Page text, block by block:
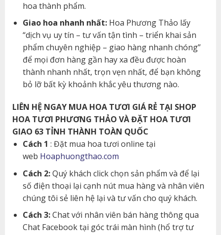
hoa thành phẩm.
Giao hoa nhanh nhất:Hoa Phương Thảo lấy
“dịch vụ uy tín – tư vấn tận tình – triển khai sản
phẩm chuyên nghiệp – giao hàng nhanh chóng”
để mọi đơn hàng gần hay xa đều được hoàn
thành nhanh nhất, trọn vẹn nhất, để bạn không
bỏ lỡ bất kỳ khoảnh khắc yêu thương nào.
LIÊN HỆ NGAY MUA HOA TƯƠI GIÁ RẺ TẠI SHOP
HOA TƯƠI PHƯƠNG THẢO VÀ ĐẶT HOA TƯƠI
GIAO 63 TỈNH THÀNH TOÀN QUỐC
Cách 1 : Đặt mua hoa tươi online tại
web Hoaphuongthao.com
Cách 2:Quý khách click chọn sản phẩm và để lại
số điện thoại lại cạnh nút mua hàng và nhân viên
chúng tôi sẻ liên hệ lại và tư vấn cho quý khách.
Cách 3:Chat với nhân viên bán hàng thông qua
Chat Facebook tại góc trái màn hình (hổ trợ tư